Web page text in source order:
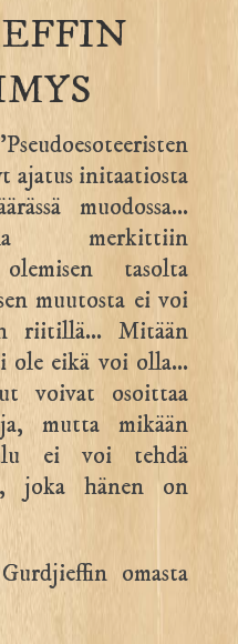
ajatus initaatiosta
muodossa…
merkittiin
tasolta
muutosta ei voi
riitillä… Mitään
ole eikä voi olla…
voivat osoittaa
mutta mikään
ei voi tehdä
joka hänen on
omasta